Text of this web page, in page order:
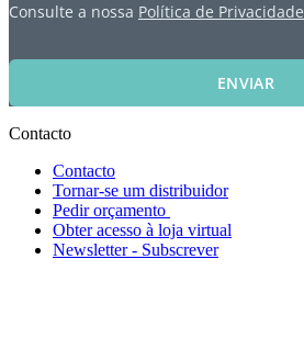
Consulte a nossa Política de Privacidade
ENVIAR
Contacto
Contacto
Tornar-se um distribuidor
Pedir orçamento
Obter acesso à loja virtual
Newsletter - Subscrever